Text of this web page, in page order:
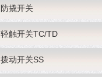
防撬开关
轻触开关TC/TD
拨动开关SS